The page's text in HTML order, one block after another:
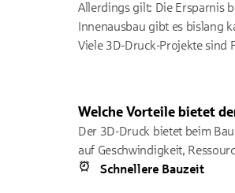
Allerdings gilt: Die Ersparnis
Innenausbau gibt es bislang
Viele 3D-Druck-Projekte sind
Welche Vorteile bietet
Der 3D-Druck bietet beim
auf Geschwindigkeit,
Schnellere Bauzeit